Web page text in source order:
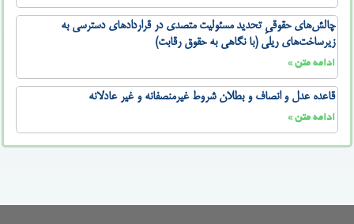
چالش‌های حقوقیِ تحدید مسئولیت متصدی در قراردادهای دسترسی به
زیرساخت‌های ریلی (با نگاهی به حقوق رقابت)
ادامه متن »
قاعده عدل و انصاف و بطلان شروط غیرمنصفانه و غیر عادلانه
ادامه متن »